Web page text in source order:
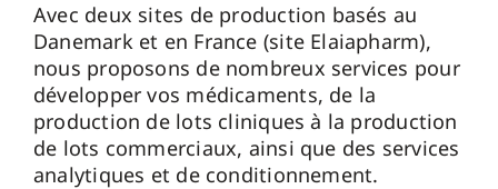
Avec deux sites de production basés au
Danemark et en France (site Elaiapharm),
nous proposons de nombreux services pour
développer vos médicaments, de la
production de lots cliniques à la production
de lots commerciaux, ainsi que des services
analytiques et de conditionnement.